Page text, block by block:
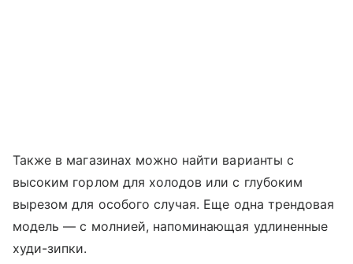
Также в магазинах можно найти варианты с
высоким горлом для холодов или с глубоким
вырезом для особого случая. Еще одна трендовая
модель — с молнией, напоминающая удлиненные
худи-зипки.